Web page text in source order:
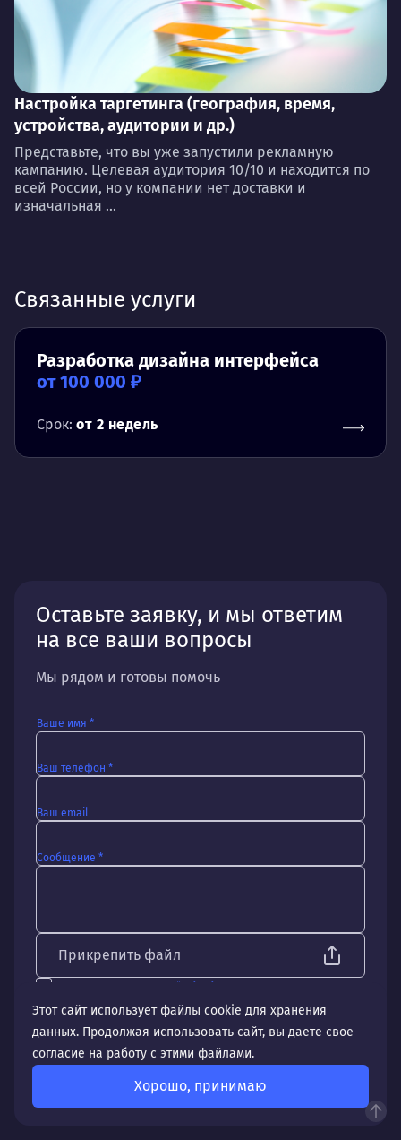
Настройка таргетинга (география, время,
устройства, аудитории и др.)
Представьте, что вы уже запустили рекламную
кампанию. Целевая аудитория 10/10 и находится по
всей России, но у компании нет доставки и
изначальная ...
Связанные услуги
Разработка дизайна интерфейса
от 100 000 ₽
Срок: от 2 недель
Оставьте заявку, и мы ответим
на все ваши вопросы
Мы рядом и готовы помочь
Ваше имя *
Ваш телефон *
Ваш email
Сообщение *
Прикрепить файл
Даю согласие наобработку персональных данных
Отправить
Этот сайт использует файлы cookie для хранения
данных. Продолжая использовать сайт, вы даете свое
согласие на работу с этими файлами.
Хорошо, принимаю